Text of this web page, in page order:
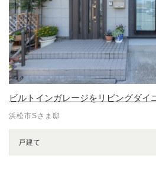
ビルトインガレージをリビングダイ
浜松市Sさま邸
戸建て